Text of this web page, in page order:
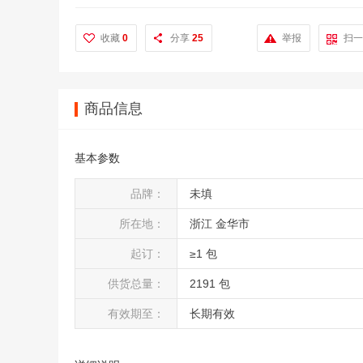
收藏 0 分享 25 扫
举报
商品信息
基本参数
品牌： 未填
所在地： 浙江 金华市
起订： ≥1 包
供货总量： 2191 包
有效期至： 长期有效